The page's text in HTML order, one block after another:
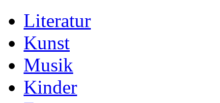
Literatur
Kunst
Musik
Kinder